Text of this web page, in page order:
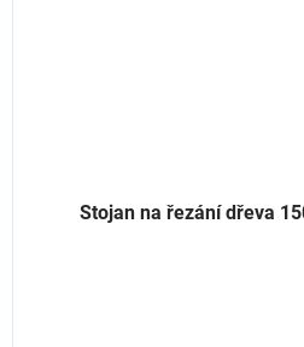
Stojan na řezání dřeva